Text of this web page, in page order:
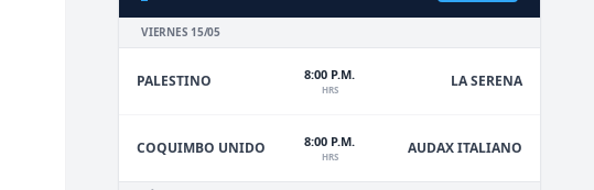
VIERNES 15/05
PALESTINO 8:00 P.M.
HRS LA SERENA
COQUIMBO UNIDO 8:00 P.M.
HRS AUDAX ITALIANO